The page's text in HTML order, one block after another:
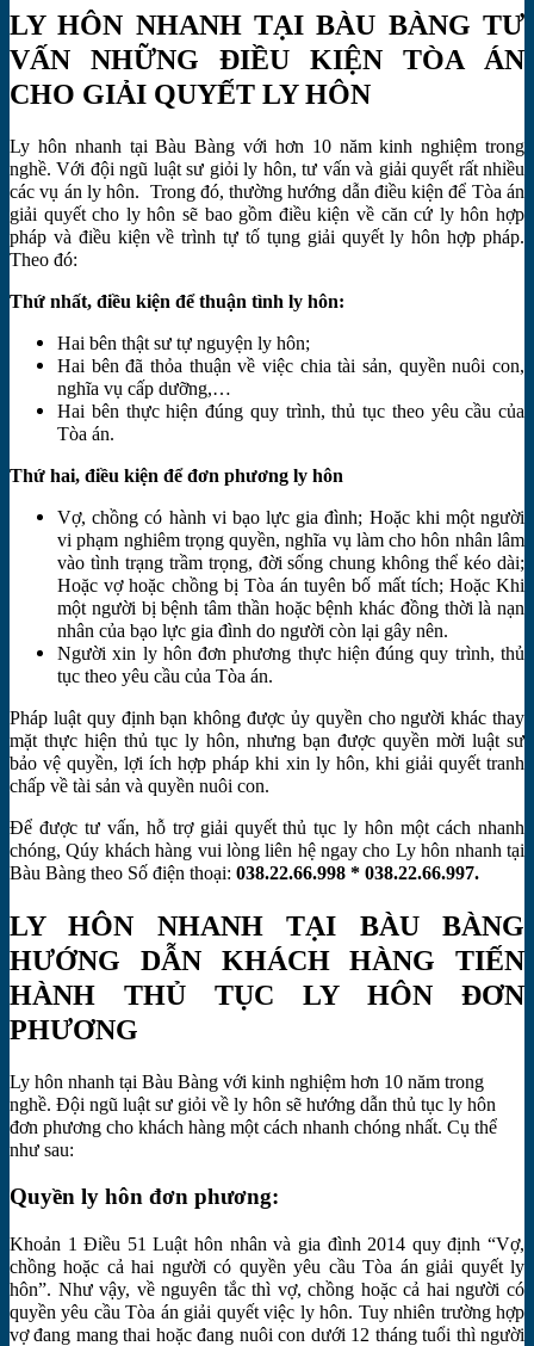
LY HÔN NHANH TẠI BÀU BÀNG TƯ
VẤN NHỮNG ĐIỀU KIỆN TÒA ÁN
CHO GIẢI QUYẾT LY HÔN
Ly hôn nhanh tại Bàu Bàng với hơn 10 năm kinh nghiệm trong
nghề. Với đội ngũ luật sư giỏi ly hôn, tư vấn và giải quyết rất nhiều
các vụ án ly hôn. Trong đó, thường hướng dẫn điều kiện để Tòa án
giải quyết cho ly hôn sẽ bao gồm điều kiện về căn cứ ly hôn hợp
pháp và điều kiện về trình tự tố tụng giải quyết ly hôn hợp pháp.
Theo đó:
Thứ nhất, điều kiện để thuận tình ly hôn:
Hai bên thật sư tự nguyện ly hôn;
Hai bên đã thỏa thuận về việc chia tài sản, quyền nuôi con,
nghĩa vụ cấp dưỡng,…
Hai bên thực hiện đúng quy trình, thủ tục theo yêu cầu của
Tòa án.
Thứ hai, điều kiện để đơn phương ly hôn
Vợ, chồng có hành vi bạo lực gia đình; Hoặc khi một người
vi phạm nghiêm trọng quyền, nghĩa vụ làm cho hôn nhân lâm
vào tình trạng trầm trọng, đời sống chung không thể kéo dài;
Hoặc vợ hoặc chồng bị Tòa án tuyên bố mất tích; Hoặc Khi
một người bị bệnh tâm thần hoặc bệnh khác đồng thời là nạn
nhân của bạo lực gia đình do người còn lại gây nên.
Người xin ly hôn đơn phương thực hiện đúng quy trình, thủ
tục theo yêu cầu của Tòa án.
Pháp luật quy định bạn không được ủy quyền cho người khác thay
mặt thực hiện thủ tục ly hôn, nhưng bạn được quyền mời luật sư
bảo vệ quyền, lợi ích hợp pháp khi xin ly hôn, khi giải quyết tranh
chấp về tài sản và quyền nuôi con.
Để được tư vấn, hỗ trợ giải quyết thủ tục ly hôn một cách nhanh
chóng, Qúy khách hàng vui lòng liên hệ ngay cho Ly hôn nhanh tại
Bàu Bàng theo Số điện thoại: 038.22.66.998 * 038.22.66.997.
LY HÔN NHANH TẠI BÀU BÀNG
HƯỚNG DẪN KHÁCH HÀNG TIẾN
HÀNH THỦ TỤC LY HÔN ĐƠN
PHƯƠNG
Ly hôn nhanh tại Bàu Bàng với kinh nghiệm hơn 10 năm trong
nghề. Đội ngũ luật sư giỏi về ly hôn sẽ hướng dẫn thủ tục ly hôn
đơn phương cho khách hàng một cách nhanh chóng nhất. Cụ thể
như sau:
Quyền ly hôn đơn phương:
Khoản 1 Điều 51 Luật hôn nhân và gia đình 2014 quy định “Vợ,
chồng hoặc cả hai người có quyền yêu cầu Tòa án giải quyết ly
hôn”. Như vậy, về nguyên tắc thì vợ, chồng hoặc cả hai người có
quyền yêu cầu Tòa án giải quyết việc ly hôn. Tuy nhiên trường hợp
vợ đang mang thai hoặc đang nuôi con dưới 12 tháng tuổi thì người